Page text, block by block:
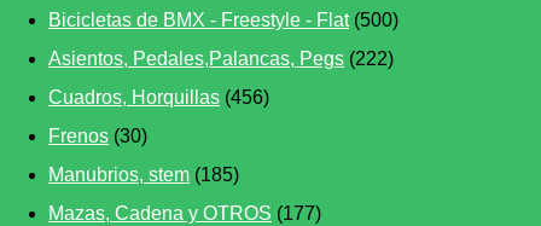
Bicicletas de BMX - Freestyle - Flat(500)
Asientos, Pedales,Palancas, Pegs (222)
Cuadros, Horquillas (456)
Frenos (30)
Manubrios, stem (185)
Mazas, Cadena y OTROS (177)